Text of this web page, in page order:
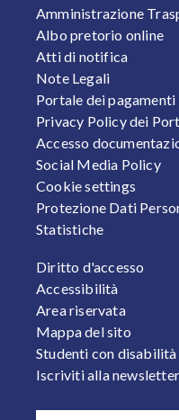
FOOTER 1
Amministrazione
Albo pretorio online
Atti di notifica
Note Legali
Portale dei pagamenti
Privacy Policy dei
Accesso
Social Media Policy
Cookie settings
Protezione Dati
Statistiche
FOOTER 2
Diritto d'accesso
Accessibilità
Area riservata
Mappa del sito
Studenti con disabilità
Iscriviti alla newsletter